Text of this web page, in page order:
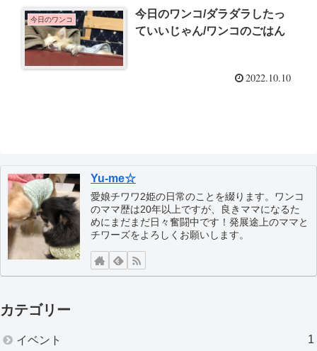
今日のワンコ
今日のワンコ/ダラダラしたっ
ていいじゃん/ワンコのごはん
2022.10.10
Yu-me☆
愛娘チワワ2姫の日常のことを綴ります。ワンコ
のママ歴は20年以上ですが、良きママになるた
めにまだまだ日々奮闘中です！発展途上のママと
チワーズをよろしくお願いします。
カテゴリー
イベント 1